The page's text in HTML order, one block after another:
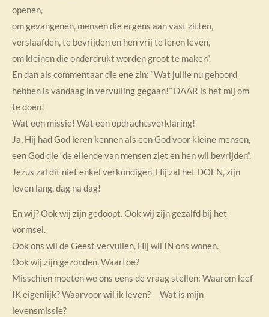
openen,
om gevangenen, mensen die ergens aan vast zitten,
verslaafden, te bevrijden en hen vrij te leren leven,
om kleinen die onderdrukt worden groot te maken”.
En dan als commentaar die ene zin: “Wat jullie nu gehoord
hebben is vandaag in vervulling gegaan!” DAAR is het mij om
te doen!
Wat een missie! Wat een opdrachtsverklaring!
Ja, Hij had God leren kennen als een God voor kleine mensen,
een God die “de ellende van mensen ziet en hen wil bevrijden”.
Jezus zal dit niet enkel verkondigen, Hij zal het DOEN, zijn
leven lang, dag na dag!
En wij? Ook wij zijn gedoopt. Ook wij zijn gezalfd bij het
vormsel.
Ook ons wil de Geest vervullen, Hij wil IN ons wonen.
Ook wij zijn gezonden. Waartoe?
Misschien moeten we ons eens de vraag stellen: Waarom leef
IK eigenlijk? Waarvoor wil ik leven? Wat is mijn
levensmissie?